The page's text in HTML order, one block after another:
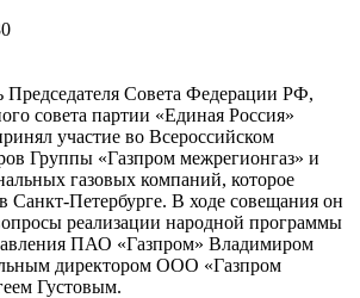
Председателя Совета Федерации РФ,
совета партии «Единая Россия»
участие во Всероссийском
Группы «Газпром межрегионгаз» и
газовых компаний, которое
Санкт-Петербурге. В ходе совещания он
реализации народной программы
ПАО «Газпром» Владимиром
директором ООО «Газпром
Густовым.